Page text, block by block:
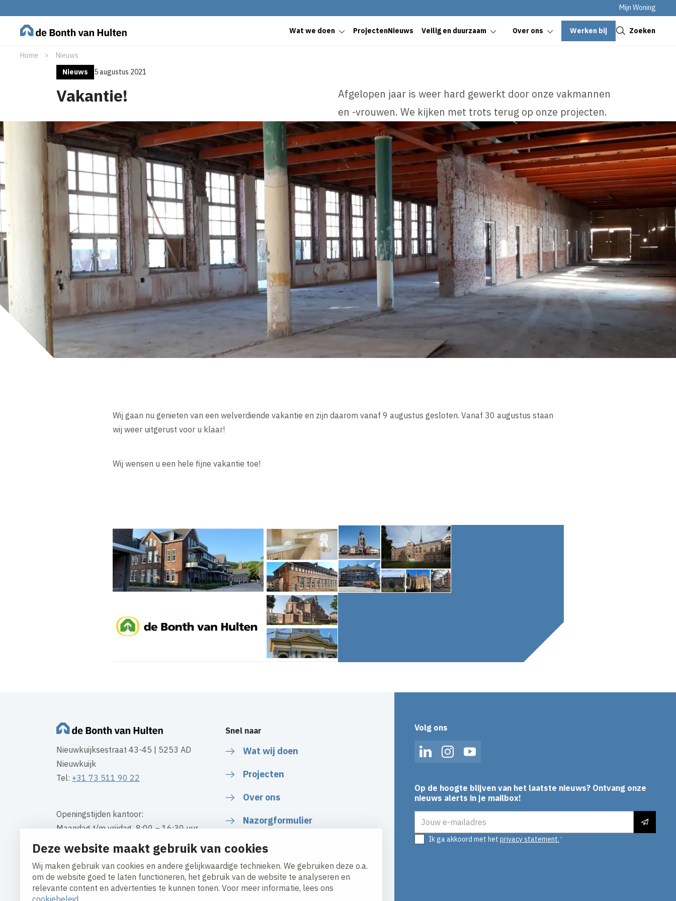
Deze website maakt gebruik van cookies
Wij maken gebruik van cookies en andere gelijkwaardige technieken. We gebruiken deze o.a.
om de website goed te laten functioneren, het gebruik van de website te analyseren en
relevante content en advertenties te kunnen tonen. Voor meer informatie, lees ons
cookiebeleid
Mijn Woning
Wat we doen ProjectenNieuws Veilig en duurzaam Over ons Werken bij Zoeken
Home
Nieuws
Nieuws
5 augustus 2021
Vakantie!
Afgelopen jaar is weer hard gewerkt door onze vakmannen
en -vrouwen. We kijken met trots terug op onze projecten.
Wij gaan nu genieten van een welverdiende vakantie en zijn daarom vanaf 9 augustus gesloten. Vanaf 30 augustus staan
wij weer uitgerust voor u klaar!
Wij wensen u een hele fijne vakantie toe!
Nieuwkuijksestraat 43-45 | 5253 AD
Nieuwkuijk
Tel: +31 73 511 90 22
Openingstijden kantoor:
Maandag t/m vrijdag 8:00 – 16:30 uur
Contact
Snel naar
Wat wij doen
Projecten
Over ons
Nazorgformulier
Volg ons
LinkedInInstagramYouTube
Op de hoogte blijven van het laatste nieuws? Ontvang onze
nieuws alerts in je mailbox!
Ik ga akkoord met het privacy statement.
Sluiten